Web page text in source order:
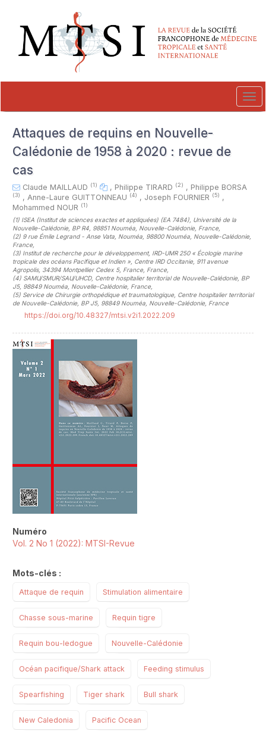
##plugins.themes.novelty.accessible_menu.main_navigation##
##plugins.themes.novelty.accessible_menu.main_content##
##plugins.themes.novelty.accessible_menu.sidebar##
Attaques de requins en Nouvelle-
Calédonie de 1958 à 2020 : revue de
cas
Claude MAILLAUD (1) , Philippe TIRARD (2) , Philippe BORSA
(3) , Anne-Laure GUITTONNEAU (4) , Joseph FOURNIER (5) ,
Mohammed NOUR (1)
(1) ISEA (Institut de sciences exactes et appliquées) (EA 7484), Université de la
Nouvelle-Calédonie, BP R4, 98851 Nouméa, Nouvelle-Calédonie, France,
(2) 9 rue Émile Legrand - Anse Vata, Nouméa, 98800 Nouméa, Nouvelle-Calédonie,
France,
(3) Institut de recherche pour le développement, IRD-UMR 250 « Écologie marine
tropicale des océans Pacifique et Indien », Centre IRD Occitanie, 911 avenue
Agropolis, 34394 Montpellier Cedex 5, France, France,
(4) SAMU/SMUR/SAU/UHCD, Centre hospitalier territorial de Nouvelle-Calédonie, BP
J5, 98849 Nouméa, Nouvelle-Calédonie, France,
(5) Service de Chirurgie orthopédique et traumatologique, Centre hospitalier territorial
de Nouvelle-Calédonie, BP J5, 98849 Nouméa, Nouvelle-Calédonie, France
https://doi.org/10.48327/mtsi.v2i1.2022.209
Numéro
Vol. 2 No 1 (2022): MTSI-Revue
Mots-clés :
Attaque de requin Stimulation alimentaire
Chasse sous-marine Requin tigre
Requin bou-ledogue Nouvelle-Calédonie
Océan pacifique/Shark attack Feeding stimulus
Spearfishing Tiger shark Bull shark
New Caledonia Pacific Ocean